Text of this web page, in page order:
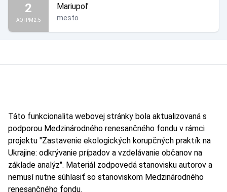
2
AQI PM2.5
Mariupoľ
mesto
Táto funkcionalita webovej stránky bola aktualizovaná s
podporou Medzinárodného renesančného fondu v rámci
projektu "Zastavenie ekologických korupčných praktík na
Ukrajine: odkrývanie prípadov a vzdelávanie občanov na
základe analýz". Materiál zodpovedá stanovisku autorov a
nemusí nutne súhlasiť so stanoviskom Medzinárodného
renesančného fondu.